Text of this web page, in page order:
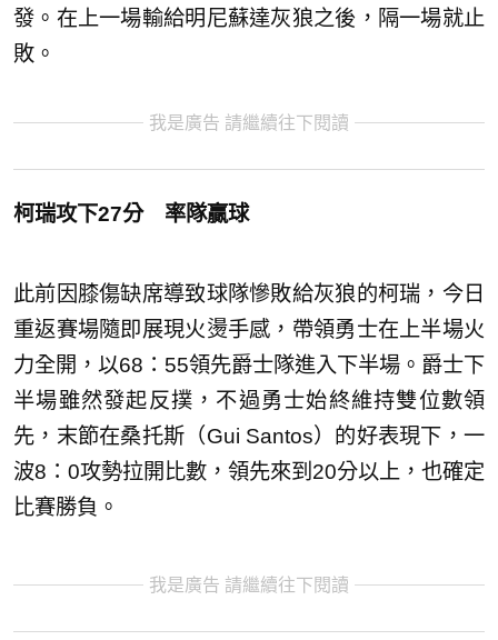
發。在上一場輸給明尼蘇達灰狼之後，隔一場就止
敗。
我是廣告 請繼續往下閱讀
柯瑞攻下27分 率隊贏球
此前因膝傷缺席導致球隊慘敗給灰狼的柯瑞，今日
重返賽場隨即展現火燙手感，帶領勇士在上半場火
力全開，以68：55領先爵士隊進入下半場。爵士下
半場雖然發起反撲，不過勇士始終維持雙位數領
先，末節在桑托斯（Gui Santos）的好表現下，一
波8：0攻勢拉開比數，領先來到20分以上，也確定
比賽勝負。
我是廣告 請繼續往下閱讀